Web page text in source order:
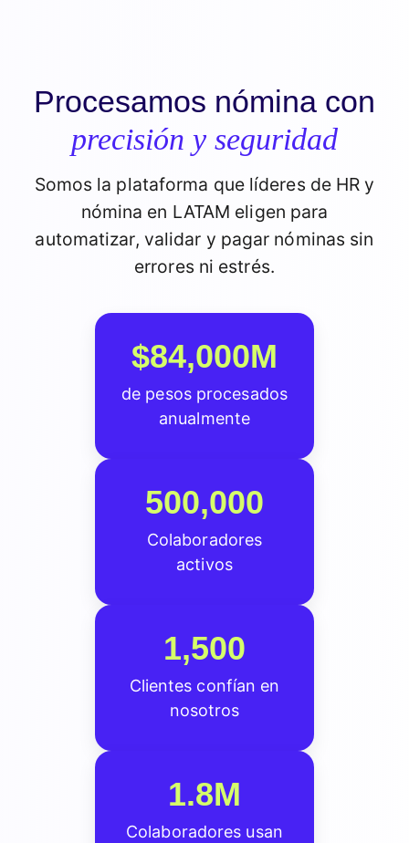
Procesamos nómina con
precisión y seguridad
Somos la plataforma que líderes de HR y
nómina en LATAM eligen para
automatizar, validar y pagar nóminas sin
errores ni estrés.
$84,000M
de pesos procesados
anualmente
500,000
Colaboradores
activos
1,500
Clientes confían en
nosotros
1.8M
Colaboradores usan